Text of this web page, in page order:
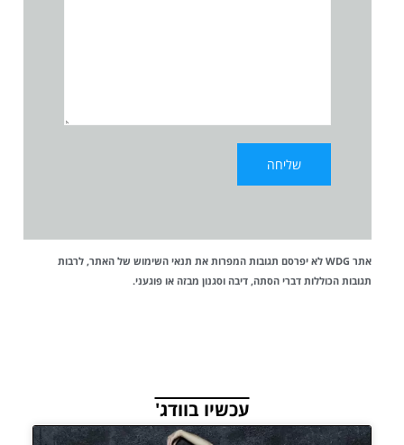
אתר WDG לא יפרסם תגובות המפרות את תנאי השימוש של האתר, לרבות
תגובות הכוללות דברי הסתה, דיבה וסגנון מבזה או פוגעני.
עכשיו בוודג'